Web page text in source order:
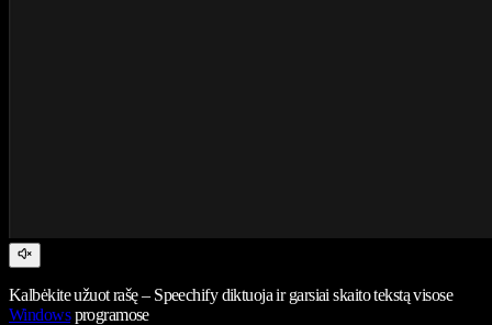
Kalbėkite užuot rašę – Speechify diktuoja ir garsiai skaito tekstą visose
Windowsprogramose